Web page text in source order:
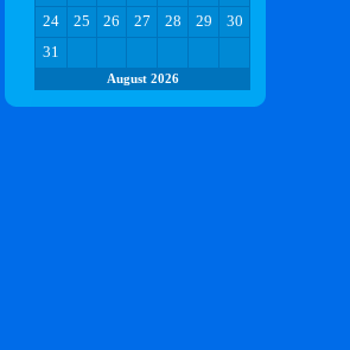
24
25 26 27 28 29
30
31
August 2026